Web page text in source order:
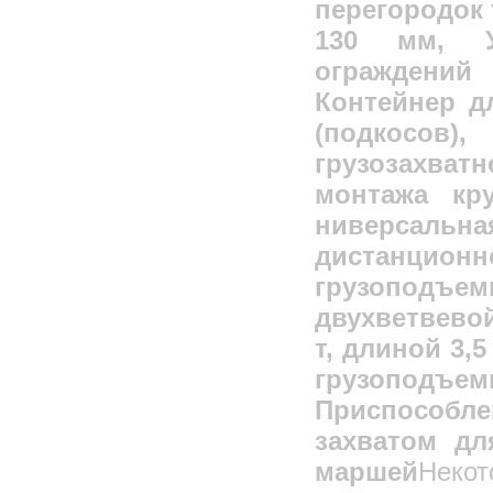
130 мм,
Контейнер
монтажа
т, длиной
захватом
маршей